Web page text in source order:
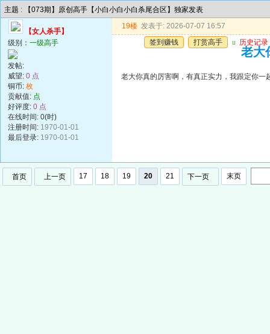
主题 : 【073期】原创高手【小白小白小白杀尾合区】独家发表
【女人杀手】
级别： 一级高手
发帖:
威望: 0 点
铜币: 枚
贡献值: 点
好评度: 0 点
在线时间: 0(时)
注册时间: 1970-01-01
最后登录: 1970-01-01
19楼 发表于: 2026-07-07 16:57
签到赚钱
打赏高手 u 历史记录
老大
老大你真的厉害啊，有真正实力，我跟定你一
首页 上一页 17 18 19 20 21 下一页 末页